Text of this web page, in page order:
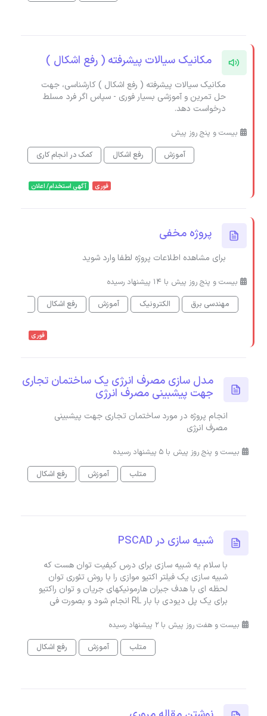
مکانیک سیالات پیشرفته ( رفع اشکال )
مکانیک سیالات پیشرفته ( رفع اشکال ) کارشناسی، جهت
حل تمرین و آموزشی بسیار فوری - سپاس اگر فرد مسلط
درخواست دهد.
بیست و پنج روز پیش
آموزش
رفع اشکال کمک در انجام کاری
فوری آگهی استخدام/ اعلان
پروژه مخفی
برای مشاهده اطلاعات پروژه لطفا وارد شوید
بیست و پنج روز پیش با 14 پیشنهاد رسیده
مهندسی برق
الکترونیک آموزش رفع اشکال
فوری
مدل سازی مصرف انرژی یک ساختمان تجاری
جهت پیشبینی مصرف انرژی
انجام پروژه در مورد ساختمان تجاری جهت پیشبینی
مصرف انرژی
بیست و پنج روز پیش با 5 پیشنهاد رسیده
متلب
آموزش رفع اشکال
شبیه سازی در PSCAD
با سلام یه شبیه سازی برای درس کیفیت توان هست که
شبیه سازی یک فیلتر اکتیو موازی را با روش تئوری توان
لحظه ای با هدف جبران هارمونیکهای جریان و توان راکتیو
برای یک پل دیودی با بار RL انجام شود و بصورت فی
بیست و هفت روز پیش با 2 پیشنهاد رسیده
متلب
آموزش رفع اشکال